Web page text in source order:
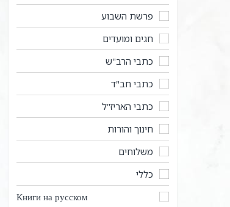
פרשת השבוע
חגים ומועדים
כתבי הרב"ש
כתבי חב"ד
כתבי האריז"ל
חינוך והורות
משלוחים
כללי
Книги на русском